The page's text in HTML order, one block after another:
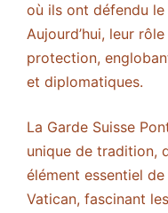
où ils ont défendu le
Aujourd’hui, leur
protection,
et diplomatiques.
La Garde Suisse
unique de tradition,
élément essentiel
Vatican, fascinant